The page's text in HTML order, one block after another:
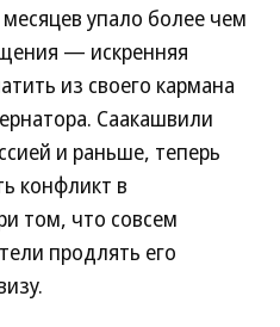
упало более чем
— искренняя
из своего кармана
Саакашвили
и раньше, теперь
конфликт в
том, что совсем
продлять его